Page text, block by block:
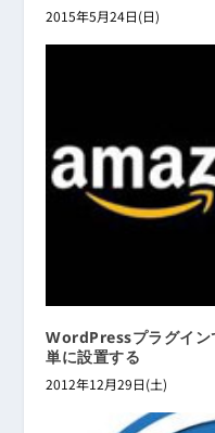
2015年5月24日(日)
WordPressプラグイ
単に設置する
2012年12月29日(土)